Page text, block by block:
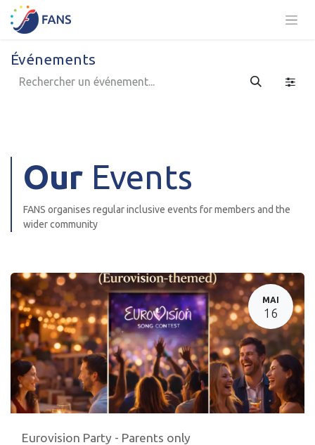
Se rendre au contenu
Événements
Our Events
FANS organises regular inclusive events for members and the
wider community
MAI
16
Eurovision Party - Parents only